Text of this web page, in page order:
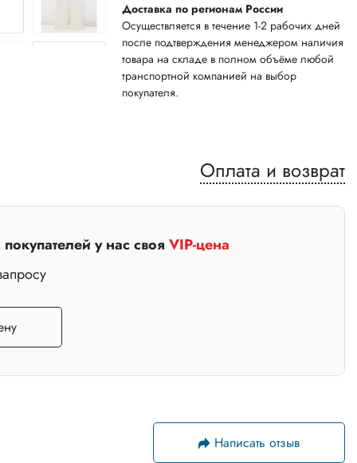
Доставка по регионам России
Осуществляется в течение 1-2 рабочих дней
после подтверждения менеджером наличия
товара на складе в полном объёме любой
транспортной компанией на выбор
покупателя.
Оплата и возврат
у нас своя VIP-цена
Написать отзыв